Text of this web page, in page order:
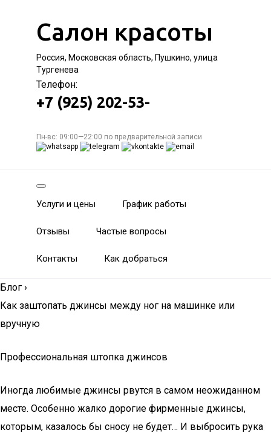
Салон красоты
Россия, Московская область, Пушкино, улица
Тургенева
Телефон:
+7 (925) 202-53-
Пн-вс: 09:00—22:00 по предварительной записи
Услуги и цены График работы
Отзывы Частые вопросы
Контакты Как добраться
Блог ›
Как заштопать джинсы между ног на машинке или
вручную
Профессиональная штопка джинсов
Иногда любимые джинсы рвутся в самом неожиданном
месте. Особенно жалко дорогие фирменные джинсы,
которым, казалось бы сносу не будет… И выбросить рука